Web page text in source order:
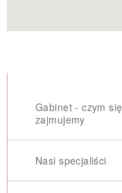
Gabinet - czym się
zajmujemy
Nasi specjaliści